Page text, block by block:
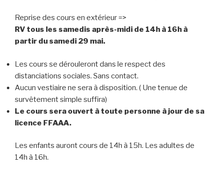
Reprise des cours en extérieur =>
RV tous les samedis après-midi de 14h à 16h à
partir du samedi 29 mai.
Les cours se dérouleront dans le respect des
distanciations sociales. Sans contact.
Aucun vestiaire ne sera à disposition. ( Une tenue de
survêtement simple suffira)
Le cours sera ouvert à toute personne à jour de sa
licence FFAAA.
Les enfants auront cours de 14h à 15h. Les adultes de
14h à 16h.